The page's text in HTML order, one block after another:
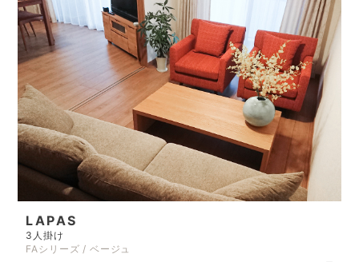
LAPAS
3人掛け
FAシリーズ / ベージュ